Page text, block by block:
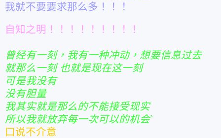
我就不要要求那么多！！！
自知之明！！！！！！！！！
曾经有一刻，我有一种冲动，想要信息过去
就那么一刻 也就是现在这一刻
可是我没有
没有胆量
我其实就是那么的不能接受现实
所以我就放弃每一次可以的机会`
口说不介意